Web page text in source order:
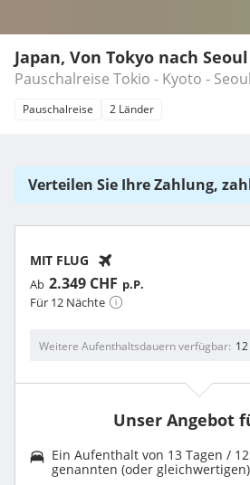
Japan, Von Tokyo nach Seoul
Pauschalreise Tokio - Kyoto - Seoul
Pauschalreise 2 Länder
Verteilen Sie Ihre Zahlung,
MIT FLUG
Ab 2.349 CHF p.P.
Für 12 Nächte
Weitere Aufenthaltsdauern verfügbar
Unser Angebot
Ein Aufenthalt von 13 Tagen /
genannten (oder